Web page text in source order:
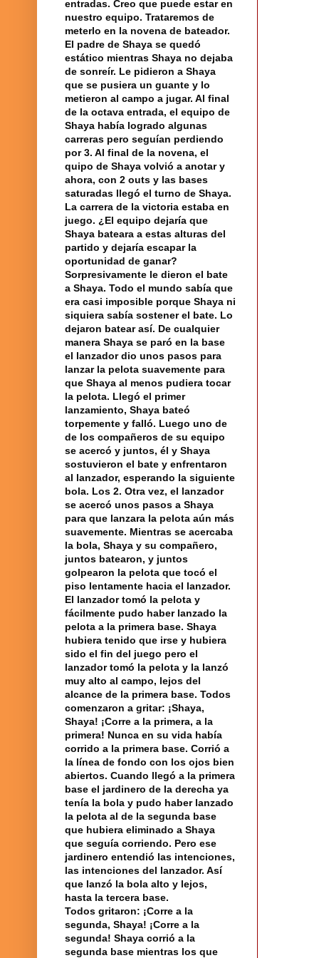
entradas. Creo que puede estar en
nuestro equipo. Trataremos de
meterlo en la novena de bateador.
El padre de Shaya se quedó
estático mientras Shaya no dejaba
de sonreír. Le pidieron a Shaya
que se pusiera un guante y lo
metieron al campo a jugar. Al final
de la octava entrada, el equipo de
Shaya había logrado algunas
carreras pero seguían perdiendo
por 3. Al final de la novena, el
quipo de Shaya volvió a anotar y
ahora, con 2 outs y las bases
saturadas llegó el turno de Shaya.
La carrera de la victoria estaba en
juego. ¿El equipo dejaría que
Shaya bateara a estas alturas del
partido y dejaría escapar la
oportunidad de ganar?
Sorpresivamente le dieron el bate
a Shaya. Todo el mundo sabía que
era casi imposible porque Shaya ni
siquiera sabía sostener el bate. Lo
dejaron batear así. De cualquier
manera Shaya se paró en la base
el lanzador dio unos pasos para
lanzar la pelota suavemente para
que Shaya al menos pudiera tocar
la pelota. Llegó el primer
lanzamiento, Shaya bateó
torpemente y falló. Luego uno de
de los compañeros de su equipo
se acercó y juntos, él y Shaya
sostuvieron el bate y enfrentaron
al lanzador, esperando la siguiente
bola. Los 2. Otra vez, el lanzador
se acercó unos pasos a Shaya
para que lanzara la pelota aún más
suavemente. Mientras se acercaba
la bola, Shaya y su compañero,
juntos batearon, y juntos
golpearon la pelota que tocó el
piso lentamente hacia el lanzador.
El lanzador tomó la pelota y
fácilmente pudo haber lanzado la
pelota a la primera base. Shaya
hubiera tenido que irse y hubiera
sido el fin del juego pero el
lanzador tomó la pelota y la lanzó
muy alto al campo, lejos del
alcance de la primera base. Todos
comenzaron a gritar: ¡Shaya,
Shaya! ¡Corre a la primera, a la
primera! Nunca en su vida había
corrido a la primera base. Corrió a
la línea de fondo con los ojos bien
abiertos. Cuando llegó a la primera
base el jardinero de la derecha ya
tenía la bola y pudo haber lanzado
la pelota al de la segunda base
que hubiera eliminado a Shaya
que seguía corriendo. Pero ese
jardinero entendió las intenciones,
las intenciones del lanzador. Así
que lanzó la bola alto y lejos,
hasta la tercera base.
Todos gritaron: ¡Corre a la
segunda, Shaya! ¡Corre a la
segunda! Shaya corrió a la
segunda base mientras los que